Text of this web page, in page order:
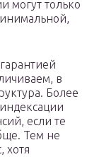
могут только
в
Более
если те
Тем не
хотя